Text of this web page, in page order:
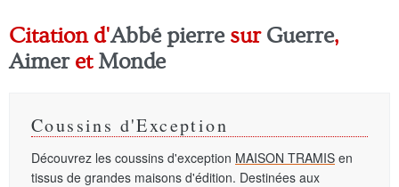
Citation d'Abbé pierresur Guerre,
Aimeret Monde
Coussins d'Exception
Découvrez les coussins d'exception MAISON TRAMIS en
tissus de grandes maisons d'édition. Destinées aux